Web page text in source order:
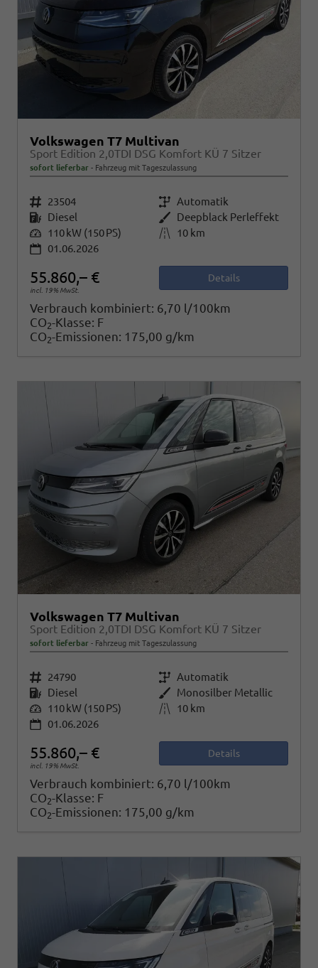
Volkswagen T7 Multivan
Sport Edition 2,0TDI DSG Komfort KÜ 7 Sitzer
sofort lieferbar Fahrzeug mit Tageszulassung
Fahrzeugnr. 23504 Getriebe Automatik
Kraftstoff Diesel Außenfarbe Deepblack Perleffekt
Leistung 110 kW (150 PS) Kilometerstand
10 km
01.06.2026
55.860,– €
incl. 19% MwSt.
Details
Verbrauch kombiniert: 6,70 l/100km
CO2-Klasse: F
CO2-Emissionen: 175,00 g/km
Volkswagen T7 Multivan
Sport Edition 2,0TDI DSG Komfort KÜ 7 Sitzer
sofort lieferbar Fahrzeug mit Tageszulassung
Fahrzeugnr. 24790 Getriebe Automatik
Kraftstoff Diesel Außenfarbe Monosilber Metallic
Leistung 110 kW (150 PS) Kilometerstand
10 km
01.06.2026
55.860,– €
incl. 19% MwSt.
Details
Verbrauch kombiniert: 6,70 l/100km
CO2-Klasse: F
CO2-Emissionen: 175,00 g/km